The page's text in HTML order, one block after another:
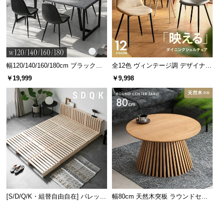
情
報
デンマーク家具シリーズのラインナッ
プ
幅118cm
デンマー
¥19,99
幅99cm
デンマー
¥10,99
幅110cm
デンマー
¥14,99
幅120cm
デンマー
¥19,99
幅130cm
デンマー
¥17,99
幅120/140/160/180cm ブラックフ
レーム ダイニング 大理石調 4人掛
￥19,999
全12色 ヴィンテージ調 デザイナー
ズシェルチェア
￥9,998
[S/D/Q/K・組替自由自在] パレット
幅80cm 天然木突板 ラウンドセン